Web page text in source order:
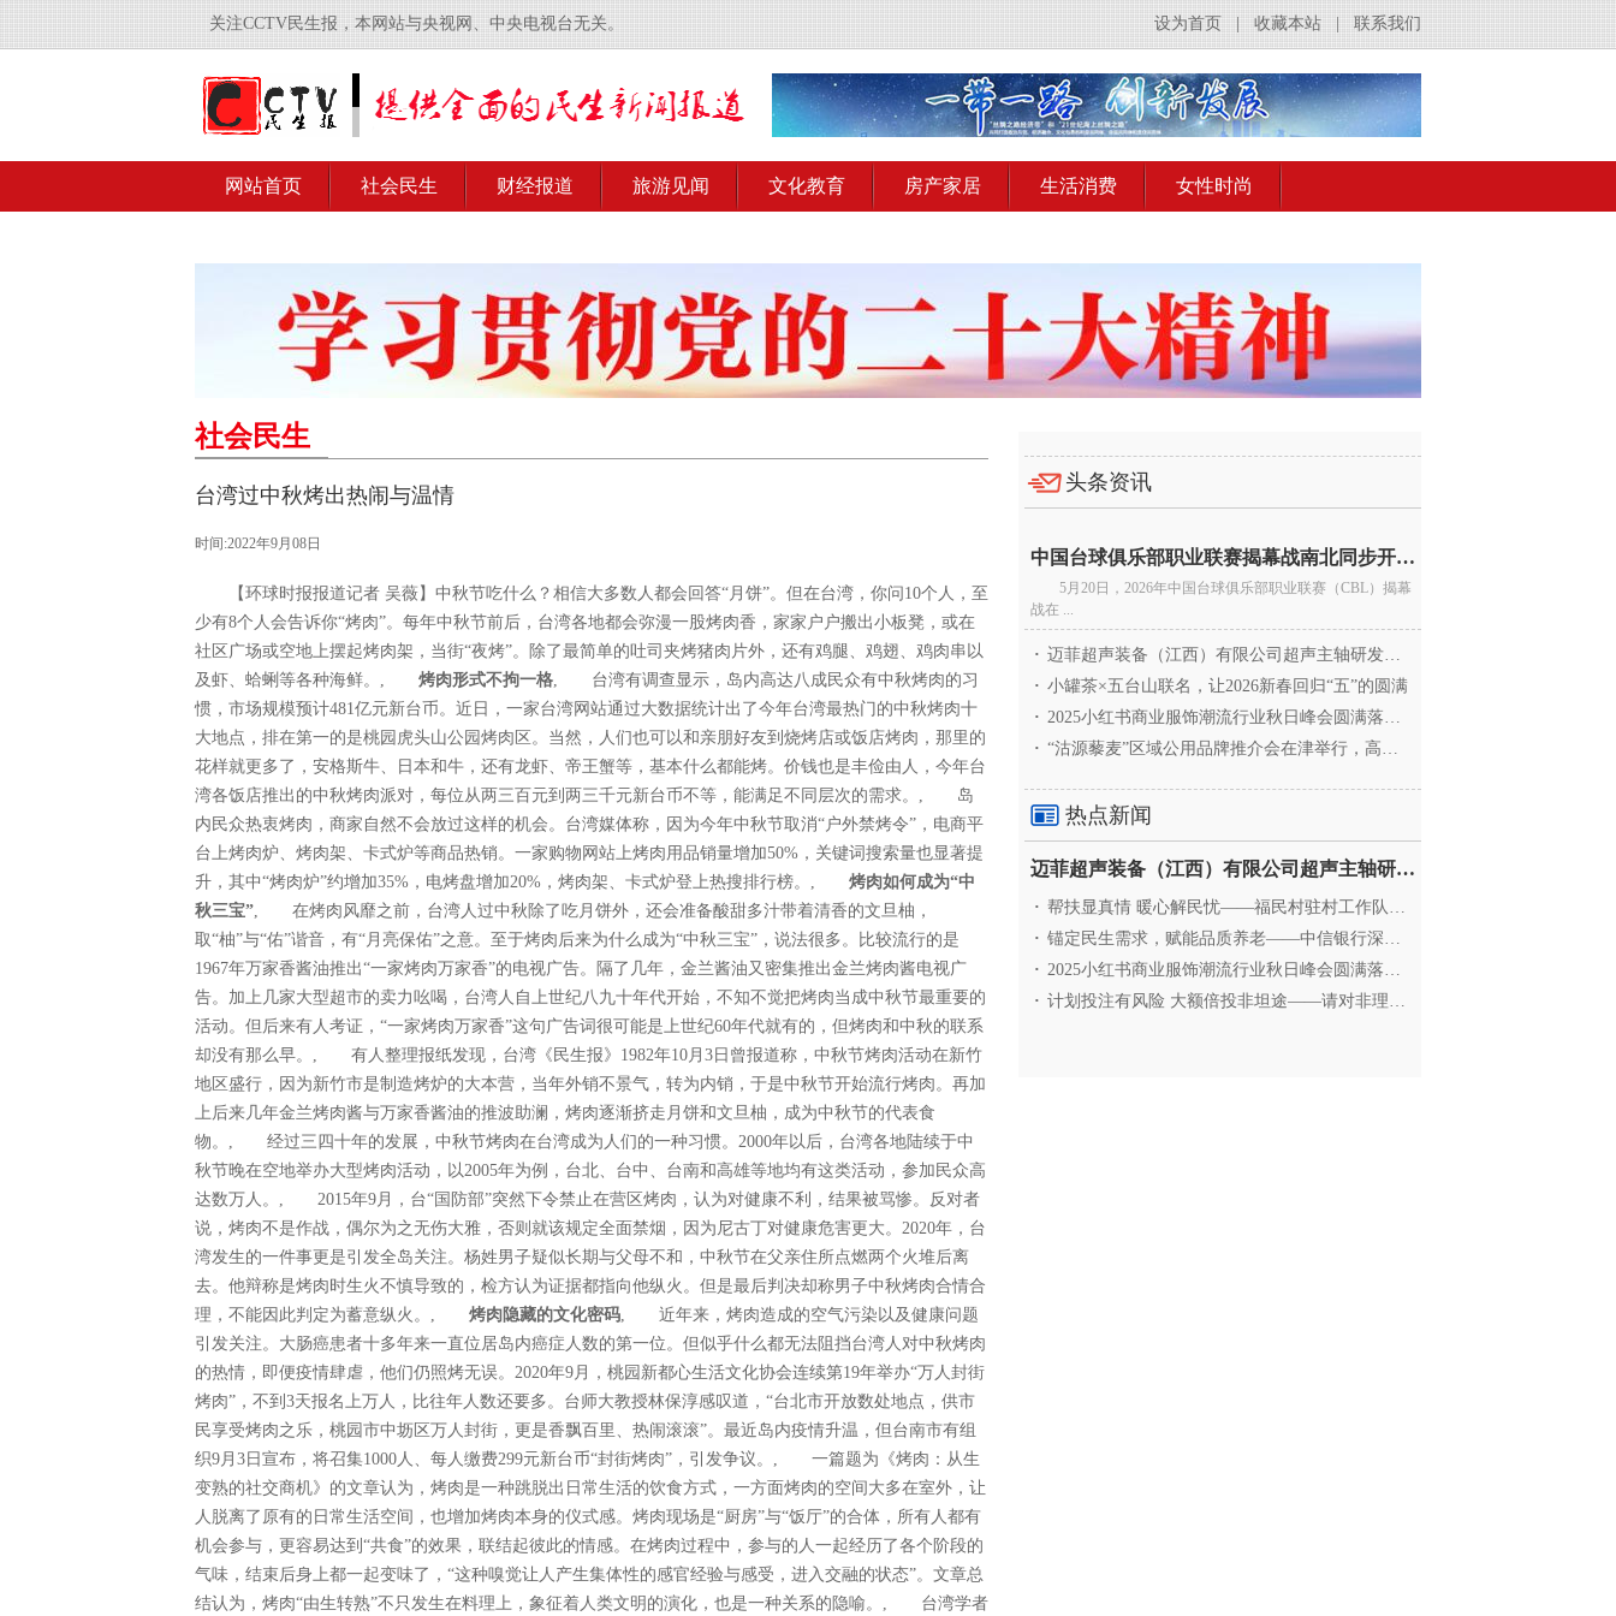
关注CCTV民生报，本网站与央视网、中央电视台无关。 联系我们
收藏本站
设为首页
网站首页 社会民生 财经报道 旅游见闻 文化教育 房产家居 生活消费 女性时尚
社会民生
台湾过中秋烤出热闹与温情
时间:2022年9月08日
【环球时报报道记者 吴薇】中秋节吃什么？相信大多数人都会回答“月饼”。但在台湾，你问10个人，至
少有8个人会告诉你“烤肉”。每年中秋节前后，台湾各地都会弥漫一股烤肉香，家家户户搬出小板凳，或在
社区广场或空地上摆起烤肉架，当街“夜烤”。除了最简单的吐司夹烤猪肉片外，还有鸡腿、鸡翅、鸡肉串以
及虾、蛤蜊等各种海鲜。, 烤肉形式不拘一格, 台湾有调查显示，岛内高达八成民众有中秋烤肉的习
惯，市场规模预计481亿元新台币。近日，一家台湾网站通过大数据统计出了今年台湾最热门的中秋烤肉十
大地点，排在第一的是桃园虎头山公园烤肉区。当然，人们也可以和亲朋好友到烧烤店或饭店烤肉，那里的
花样就更多了，安格斯牛、日本和牛，还有龙虾、帝王蟹等，基本什么都能烤。价钱也是丰俭由人，今年台
湾各饭店推出的中秋烤肉派对，每位从两三百元到两三千元新台币不等，能满足不同层次的需求。, 岛
内民众热衷烤肉，商家自然不会放过这样的机会。台湾媒体称，因为今年中秋节取消“户外禁烤令”，电商平
台上烤肉炉、烤肉架、卡式炉等商品热销。一家购物网站上烤肉用品销量增加50%，关键词搜索量也显著提
升，其中“烤肉炉”约增加35%，电烤盘增加20%，烤肉架、卡式炉登上热搜排行榜。, 烤肉如何成为“中
秋三宝”, 在烤肉风靡之前，台湾人过中秋除了吃月饼外，还会准备酸甜多汁带着清香的文旦柚，
取“柚”与“佑”谐音，有“月亮保佑”之意。至于烤肉后来为什么成为“中秋三宝”，说法很多。比较流行的是
1967年万家香酱油推出“一家烤肉万家香”的电视广告。隔了几年，金兰酱油又密集推出金兰烤肉酱电视广
告。加上几家大型超市的卖力吆喝，台湾人自上世纪八九十年代开始，不知不觉把烤肉当成中秋节最重要的
活动。但后来有人考证，“一家烤肉万家香”这句广告词很可能是上世纪60年代就有的，但烤肉和中秋的联系
却没有那么早。, 有人整理报纸发现，台湾《民生报》1982年10月3日曾报道称，中秋节烤肉活动在新竹
地区盛行，因为新竹市是制造烤炉的大本营，当年外销不景气，转为内销，于是中秋节开始流行烤肉。再加
上后来几年金兰烤肉酱与万家香酱油的推波助澜，烤肉逐渐挤走月饼和文旦柚，成为中秋节的代表食
物。, 经过三四十年的发展，中秋节烤肉在台湾成为人们的一种习惯。2000年以后，台湾各地陆续于中
秋节晚在空地举办大型烤肉活动，以2005年为例，台北、台中、台南和高雄等地均有这类活动，参加民众高
达数万人。, 2015年9月，台“国防部”突然下令禁止在营区烤肉，认为对健康不利，结果被骂惨。反对者
说，烤肉不是作战，偶尔为之无伤大雅，否则就该规定全面禁烟，因为尼古丁对健康危害更大。2020年，台
湾发生的一件事更是引发全岛关注。杨姓男子疑似长期与父母不和，中秋节在父亲住所点燃两个火堆后离
去。他辩称是烤肉时生火不慎导致的，检方认为证据都指向他纵火。但是最后判决却称男子中秋烤肉合情合
理，不能因此判定为蓄意纵火。, 烤肉隐藏的文化密码, 近年来，烤肉造成的空气污染以及健康问题
引发关注。大肠癌患者十多年来一直位居岛内癌症人数的第一位。但似乎什么都无法阻挡台湾人对中秋烤肉
的热情，即便疫情肆虐，他们仍照烤无误。2020年9月，桃园新都心生活文化协会连续第19年举办“万人封街
烤肉”，不到3天报名上万人，比往年人数还要多。台师大教授林保淳感叹道，“台北市开放数处地点，供市
民享受烤肉之乐，桃园市中坜区万人封街，更是香飘百里、热闹滚滚”。最近岛内疫情升温，但台南市有组
织9月3日宣布，将召集1000人、每人缴费299元新台币“封街烤肉”，引发争议。, 一篇题为《烤肉：从生
变熟的社交商机》的文章认为，烤肉是一种跳脱出日常生活的饮食方式，一方面烤肉的空间大多在室外，让
人脱离了原有的日常生活空间，也增加烤肉本身的仪式感。烤肉现场是“厨房”与“饭厅”的合体，所有人都有
机会参与，更容易达到“共食”的效果，联结起彼此的情感。在烤肉过程中，参与的人一起经历了各个阶段的
气味，结束后身上都一起变味了，“这种嗅觉让人产生集体性的感官经验与感受，进入交融的状态”。文章总
结认为，烤肉“由生转熟”不只发生在料理上，象征着人类文明的演化，也是一种关系的隐喻。, 台湾学者
头条资讯
中国台球俱乐部职业联赛揭幕战南北同步开杆 首届CBL
5月20日，2026年中国台球俱乐部职业联赛（CBL）揭幕
战在 ...
· 迈菲超声装备（江西）有限公司超声主轴研发和生产项
· 小罐茶×五台山联名，让2026新春回归“五”的圆满
· 2025小红书商业服饰潮流行业秋日峰会圆满落幕，携手
· “沽源藜麦”区域公用品牌推介会在津举行，高蛋白产业
热点新闻
迈菲超声装备（江西）有限公司超声主轴研发和生产项
· 帮扶显真情 暖心解民忧——福民村驻村工作队与村委心系
· 锚定民生需求，赋能品质养老——中信银行深圳分行养老
· 2025小红书商业服饰潮流行业秋日峰会圆满落幕，携手
· 计划投注有风险 大额倍投非坦途——请对非理性购彩说“